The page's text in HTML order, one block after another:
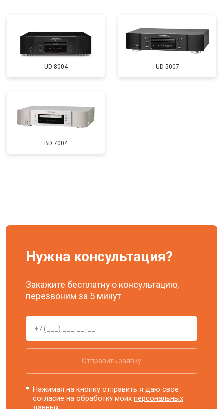
UD 8004 UD 5007
BD 7004
Нужна консультация?
Закажите бесплатную консультацию,
перезвоним за 5 минут
Отправить заявку
Нажимая на кнопку отправить я даю свое
согласие на обработку моихперсональных
данных.